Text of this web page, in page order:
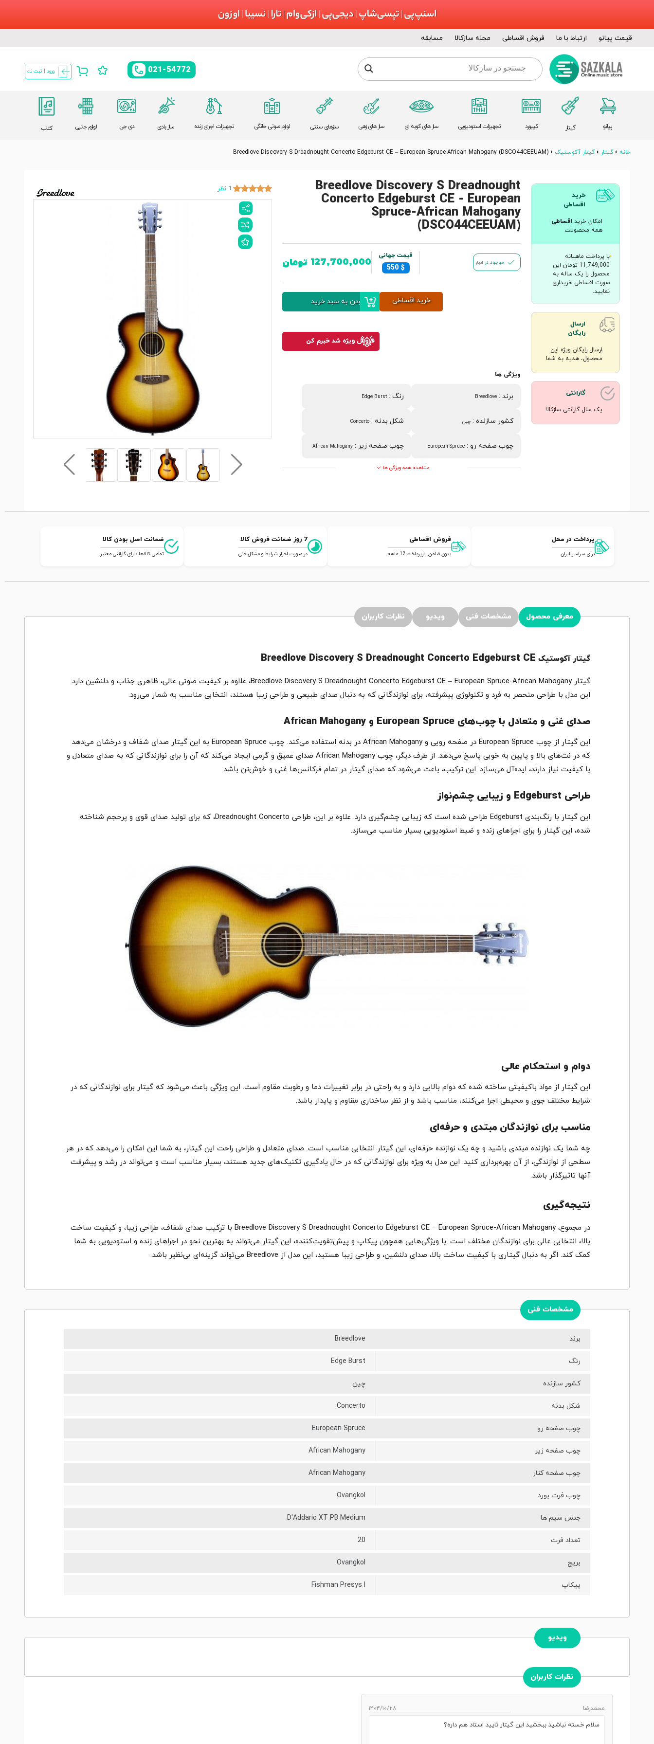
قیمت پیانو ارتباط با ما فروش اقساطی مجله سازکالا مسابقه
ورود | ثبت نام 021-54772
پیانو گیتار کیبورد تجهیزات استودیویی ساز های کوبه ای ساز های زهی سازهای سنتی لوازم صوتی خانگی تجهیزات اجرای زنده ساز بادی دی جی لوازم جانبی کتاب
خانه »گیتار »گیتار آکوستیک »
Breedlove Discovery S Dreadnought Concerto Edgeburst CE – European Spruce-African Mahogany (DSCO44CEEUAM)
Breedlove Discovery S Dreadnought
Concerto Edgeburst CE - European
Spruce-African Mahogany
(DSCO44CEEUAM)
127,700,000 تومان
قیمت جهانی
$
550
موجود در انبار
افزودن به سبد خرید خرید اقساطی
فروش ویژه شد خبرم کن
ویژگی ها
برند:
Breedlove رنگ:
Edge Burst
کشور سازنده: چین شکل بدنه :
Concerto
چوب صفحه رو:
European Spruce چوب صفحه زیر :
African Mahogany
مشاهده همه ویژگی ها
1 نظر
خرید
اقساطی
امکان خرید اقساطی
همه محصولات
با پرداخت ماهیانه
11,749,000 تومان این
محصول را یک ساله به
صورت اقساطی خریداری
نمایید.
ارسال
رایگان
ارسال رایگان ویژه این
محصول، هدیه به شما
گارانتی
یک سال گارانتی سازکالا
پرداخت در محل
برای سراسر ایران
فروش اقساطی
بدون ضامن, بازپرداخت 12 ماهه
7 روز ضمانت فروش کالا
در صورت احراز شرایط و مشکل فنی
ضمانت اصل بودن کالا
تمامی کالاها دارای گارانتی معتبر
معرفی محصول مشخصات فنی ویدیو نظرات کاربران
گیتار آکوستیک Breedlove Discovery S Dreadnought Concerto Edgeburst CE
گیتار Breedlove Discovery S Dreadnought Concerto Edgeburst CE – European Spruce-African Mahogany، علاوه بر کیفیت صوتی عالی، ظاهری جذاب و دلنشین دارد.
این مدل با طراحی منحصر به فرد و تکنولوژی پیشرفته، برای نوازندگانی که به دنبال صدای طبیعی و طراحی زیبا هستند، انتخابی مناسب به شمار می‌رود.
صدای غنی و متعادل با چوب‌های European Spruce و African Mahogany
این گیتار از چوب European Spruce در صفحه رویی و African Mahogany در بدنه استفاده می‌کند. چوب European Spruce به این گیتار صدای شفاف و درخشان می‌دهد
که در نت‌های بالا و پایین به خوبی پاسخ می‌دهد. از طرف دیگر، چوب African Mahogany صدای عمیق و گرمی ایجاد می‌کند که آن را برای نوازندگانی که به صدای متعادل و
با کیفیت نیاز دارند، ایده‌آل می‌سازد. این ترکیب، باعث می‌شود که صدای گیتار در تمام فرکانس‌ها غنی و خوش‌تن باشد.
طراحی Edgeburst و زیبایی چشم‌نواز
این گیتار با رنگ‌بندی Edgeburst طراحی شده است که زیبایی چشم‌گیری دارد. علاوه بر این، طراحی Dreadnought Concerto، که برای تولید صدای قوی و پرحجم شناخته
شده، این گیتار را برای اجراهای زنده و ضبط استودیویی بسیار مناسب می‌سازد.
دوام و استحکام عالی
این گیتار از مواد باکیفیتی ساخته شده که دوام بالایی دارد و به راحتی در برابر تغییرات دما و رطوبت مقاوم است. این ویژگی باعث می‌شود که گیتار برای نوازندگانی که در
شرایط مختلف جوی و محیطی اجرا می‌کنند، مناسب باشد و از نظر ساختاری مقاوم و پایدار باشد.
مناسب برای نوازندگان مبتدی و حرفه‌ای
چه شما یک نوازنده مبتدی باشید و چه یک نوازنده حرفه‌ای، این گیتار انتخابی مناسب است. صدای متعادل و طراحی راحت این گیتار، به شما این امکان را می‌دهد که در هر
سطحی از نوازندگی، از آن بهره‌برداری کنید. این مدل به ویژه برای نوازندگانی که در حال یادگیری تکنیک‌های جدید هستند، بسیار مناسب است و می‌تواند در رشد و پیشرفت
آنها تاثیرگذار باشد.
نتیجه‌گیری
در مجموع، Breedlove Discovery S Dreadnought Concerto Edgeburst CE – European Spruce-African Mahogany با ترکیب صدای شفاف، طراحی زیبا، و کیفیت ساخت
بالا، انتخابی عالی برای نوازندگان مختلف است. با ویژگی‌هایی همچون پیکاپ و پیش‌تقویت‌کننده، این گیتار می‌تواند به بهترین نحو در اجراهای زنده و استودیویی به شما
کمک کند. اگر به دنبال گیتاری با کیفیت ساخت بالا، صدای دلنشین، و طراحی زیبا هستید، این مدل از Breedlove می‌تواند گزینه‌ای بی‌نظیر باشد.
مشخصات فنی
برند Breedlove
رنگ Edge Burst
کشور سازنده چین
شکل بدنه Concerto
چوب صفحه رو European Spruce
چوب صفحه زیر African Mahogany
چوب صفحه کنار African Mahogany
چوب فرت بورد Ovangkol
جنس سیم‌ ها D'Addario XT PB Medium
تعداد فرت 20
بریج Ovangkol
پیکاپ Fishman Presys I
ویدیو
نظرات کاربران
محمدرضا ۱۴۰۴/۱۰/۲۸
سلام خسته نباشید ببخشید این گیتار تایید استاد هم داره؟